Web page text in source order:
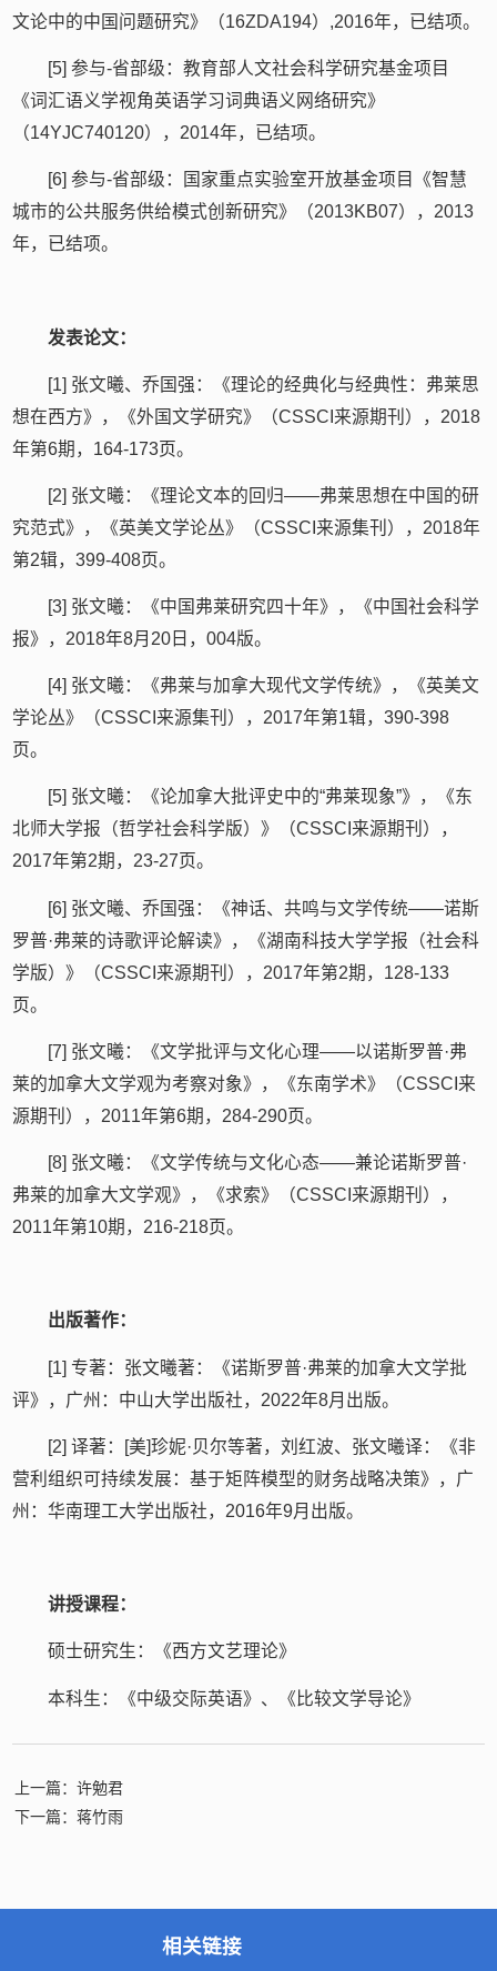
文论中的中国问题研究》（16ZDA194）,2016年，已结项。
[5] 参与-省部级：教育部人文社会科学研究基金项目
《词汇语义学视角英语学习词典语义网络研究》
（14YJC740120），2014年，已结项。
[6] 参与-省部级：国家重点实验室开放基金项目《智慧
城市的公共服务供给模式创新研究》（2013KB07），2013
年，已结项。
发表论文：
[1] 张文曦、乔国强：《理论的经典化与经典性：弗莱思
想在西方》，《外国文学研究》（CSSCI来源期刊），2018
年第6期，164-173页。
[2] 张文曦：《理论文本的回归——弗莱思想在中国的研
究范式》，《英美文学论丛》（CSSCI来源集刊），2018年
第2辑，399-408页。
[3] 张文曦：《中国弗莱研究四十年》，《中国社会科学
报》，2018年8月20日，004版。
[4] 张文曦：《弗莱与加拿大现代文学传统》，《英美文
学论丛》（CSSCI来源集刊），2017年第1辑，390-398
页。
[5] 张文曦：《论加拿大批评史中的“弗莱现象”》，《东
北师大学报（哲学社会科学版）》（CSSCI来源期刊），
2017年第2期，23-27页。
[6] 张文曦、乔国强：《神话、共鸣与文学传统——诺斯
罗普·弗莱的诗歌评论解读》，《湖南科技大学学报（社会科
学版）》（CSSCI来源期刊），2017年第2期，128-133
页。
[7] 张文曦：《文学批评与文化心理——以诺斯罗普·弗
莱的加拿大文学观为考察对象》，《东南学术》（CSSCI来
源期刊），2011年第6期，284-290页。
[8] 张文曦：《文学传统与文化心态——兼论诺斯罗普·
弗莱的加拿大文学观》，《求索》（CSSCI来源期刊），
2011年第10期，216-218页。
出版著作：
[1] 专著：张文曦著：《诺斯罗普·弗莱的加拿大文学批
评》，广州：中山大学出版社，2022年8月出版。
[2] 译著：[美]珍妮·贝尔等著，刘红波、张文曦译：《非
营利组织可持续发展：基于矩阵模型的财务战略决策》，广
州：华南理工大学出版社，2016年9月出版。
讲授课程：
硕士研究生：《西方文艺理论》
本科生：《中级交际英语》、《比较文学导论》
上一篇：许勉君
下一篇：蒋竹雨
相关链接